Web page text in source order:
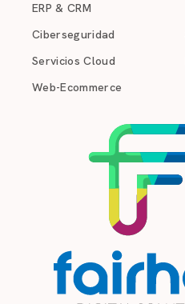
ERP & CRM
Ciberseguridad
Servicios Cloud
Web-Ecommerce